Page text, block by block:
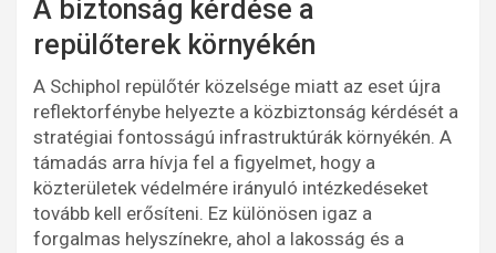
A biztonság kérdése a
repülőterek környékén
A Schiphol repülőtér közelsége miatt az eset újra
reflektorfénybe helyezte a közbiztonság kérdését a
stratégiai fontosságú infrastruktúrák környékén. A
támadás arra hívja fel a figyelmet, hogy a
közterületek védelmére irányuló intézkedéseket
tovább kell erősíteni. Ez különösen igaz a
forgalmas helyszínekre, ahol a lakosság és a